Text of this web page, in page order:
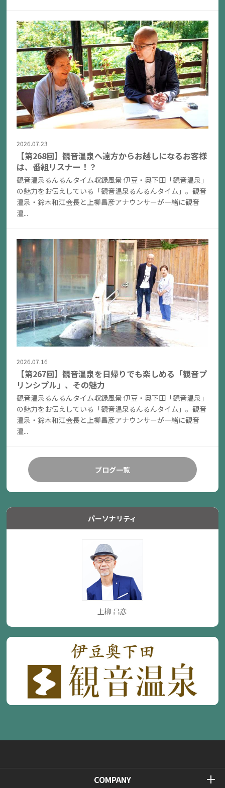
2026.07.23
【第268回】観音温泉へ遠方からお越しになるお客様
は、番組リスナー！？
観音温泉るんるんタイム収録風景 伊豆・奥下田「観音温泉」
の魅力をお伝えしている「観音温泉るんるんタイム」。観音
温泉・鈴木和江会長と上柳昌彦アナウンサーが一緒に観音
温...
2026.07.16
【第267回】観音温泉を日帰りでも楽しめる「観音プ
リンシプル」、その魅力
観音温泉るんるんタイム収録風景 伊豆・奥下田「観音温泉」
の魅力をお伝えしている「観音温泉るんるんタイム」。観音
温泉・鈴木和江会長と上柳昌彦アナウンサーが一緒に観音
温...
ブログ一覧
パーソナリティ
上柳 昌彦
COMPANY